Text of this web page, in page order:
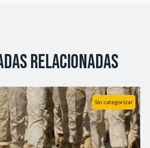
relacionadas
Sin categorizar